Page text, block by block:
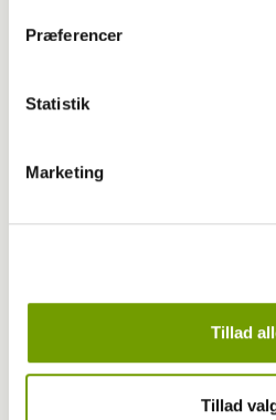
Præferencer
Statistik
Marketing
Tillad
Tillad
Hvorfor graver hunden i